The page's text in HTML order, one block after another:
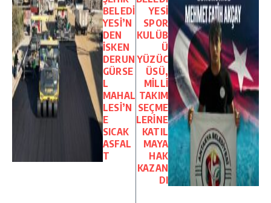
BELEDİ
YESİ’N
DEN
İSKEN
DERUN
GÜRSE
L
MAHAL
LESİ’N
E
SICAK
ASFAL
T
YESİ
SPOR
KULÜB
Ü
YÜZÜC
ÜSÜ,
MİLLİ
TAKIM
SEÇME
LERİNE
KATIL
MAYA
HAK
KAZAN
DI